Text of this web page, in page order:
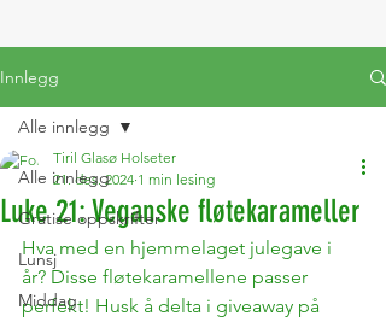
Innlegg
Alle innlegg
Gratise oppskrifter
Lunsj
Middag
Alle innlegg
Luke 21: Veganske fløtekarameller
Tiril Glasø Holseter
21. des. 2024 1 min lesing
Hva med en hjemmelaget julegave i
år? Disse fløtekaramellene passer
perfekt! Husk å delta i giveaway på